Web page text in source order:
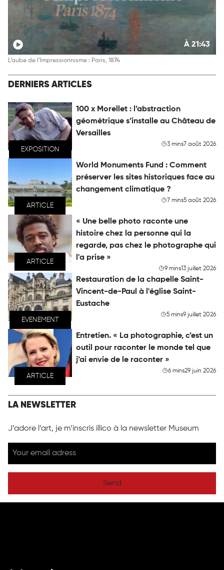
À 21:43
L’aube de l’Impressionnisme : Paris, 1874
DERNIERS ARTICLES
EXPOSITION
100 x Morellet : l’abstraction
géométrique s’installe au Château de
Versailles
3 mins7 août 2026
ARTICLE
World Monuments Fund : Comment
préserver les sites historiques face au
changement climatique ?
7 mins5 août 2026
ARTICLE
« Une belle photo raconte une
histoire chez la personne qui la
regarde, pas chez le photographe qui
l'a prise »
9 mins13 juillet 2026
EVENEMENT
Restauration de la chapelle Saint-
Vincent-de-Paul à l'église Saint-
Eustache
5 mins9 juillet 2026
ARTICLE
Entretien. « La photographie, c’est un
outil pour raconter le monde tel que
j’ai envie de le raconter »
6 mins29 juin 2026
LA NEWSLETTER
J’adore l’art, je m’inscris illico à la newsletter Museum
Send